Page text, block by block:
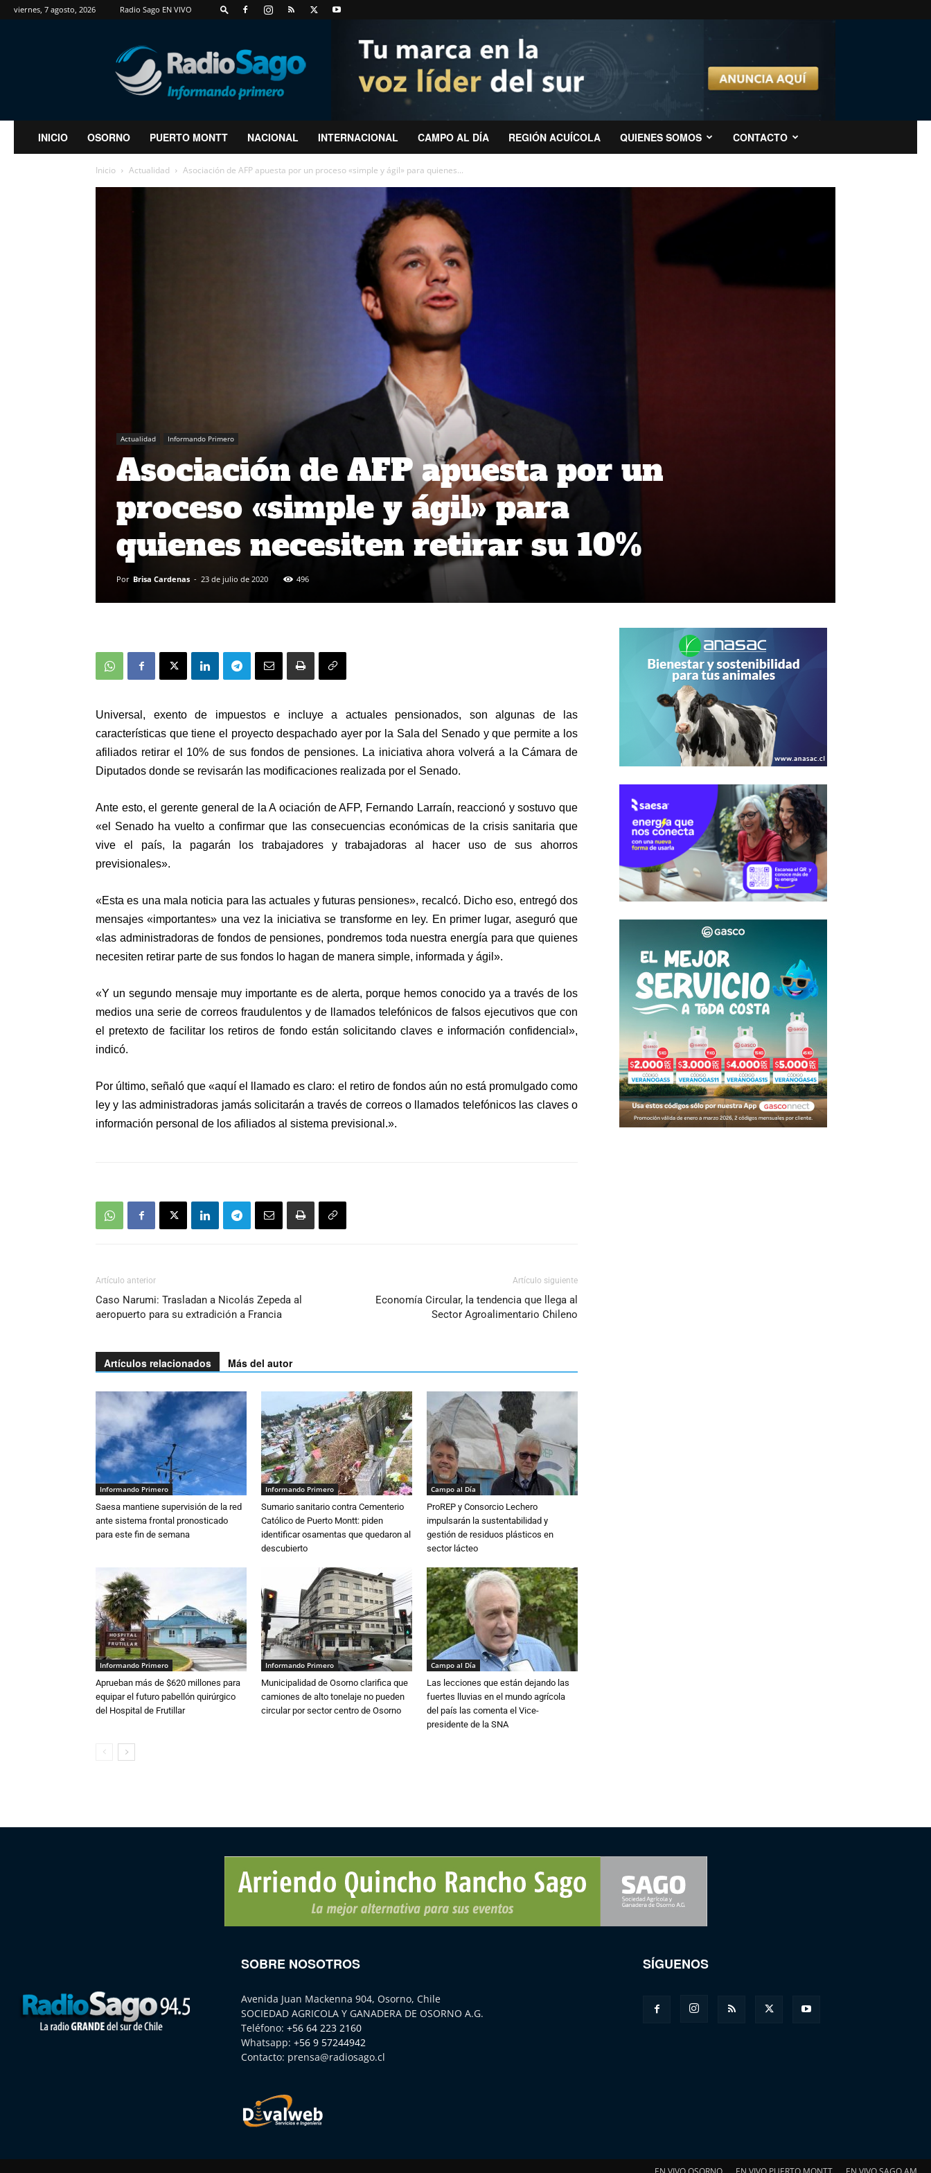
viernes, 7 agosto, 2026 Radio Sago EN VIVO
RadioSago
INICIO OSORNO PUERTO MONTT NACIONAL INTERNACIONAL CAMPO AL DÍA REGIÓN ACUÍCOLA QUIENES SOMOS CONTACTO
Inicio Actualidad Asociación de AFP apuesta por un proceso «simple y ágil» para quienes...
Actualidad Informando Primero
Asociación de AFP apuesta por un
proceso «simple y ágil» para
quienes necesiten retirar su 10%
Por Brisa Cardenas - 23 de julio de 2020 496
Universal, exento de impuestos e incluye a actuales pensionados, son algunas de las
características que tiene el proyecto despachado ayer por la Sala del Senado y que permite a los
afiliados retirar el 10% de sus fondos de pensiones. La iniciativa ahora volverá a la Cámara de
Diputados donde se revisarán las modificaciones realizada por el Senado.
Ante esto, el gerente general de la A ociación de AFP, Fernando Larraín, reaccionó y sostuvo que
«el Senado ha vuelto a confirmar que las consecuencias económicas de la crisis sanitaria que
vive el país, la pagarán los trabajadores y trabajadoras al hacer uso de sus ahorros
previsionales».
«Esta es una mala noticia para las actuales y futuras pensiones», recalcó. Dicho eso, entregó dos
mensajes «importantes» una vez la iniciativa se transforme en ley. En primer lugar, aseguró que
«las administradoras de fondos de pensiones, pondremos toda nuestra energía para que quienes
necesiten retirar parte de sus fondos lo hagan de manera simple, informada y ágil».
«Y un segundo mensaje muy importante es de alerta, porque hemos conocido ya a través de los
medios una serie de correos fraudulentos y de llamados telefónicos de falsos ejecutivos que con
el pretexto de facilitar los retiros de fondo están solicitando claves e información confidencial»,
indicó.
Por último, señaló que «aquí el llamado es claro: el retiro de fondos aún no está promulgado como
ley y las administradoras jamás solicitarán a través de correos o llamados telefónicos las claves o
información personal de los afiliados al sistema previsional.».
Artículo anterior
Caso Narumi: Trasladan a Nicolás Zepeda al
aeropuerto para su extradición a Francia
Artículo siguiente
Economía Circular, la tendencia que llega al
Sector Agroalimentario Chileno
Artículos relacionados Más del autor
Informando Primero
Saesa mantiene supervisión de la red
ante sistema frontal pronosticado
para este fin de semana
Informando Primero
Sumario sanitario contra Cementerio
Católico de Puerto Montt: piden
identificar osamentas que quedaron al
descubierto
Campo al Día
ProREP y Consorcio Lechero
impulsarán la sustentabilidad y
gestión de residuos plásticos en
sector lácteo
Informando Primero
Aprueban más de $620 millones para
equipar el futuro pabellón quirúrgico
del Hospital de Frutillar
Informando Primero
Municipalidad de Osorno clarifica que
camiones de alto tonelaje no pueden
circular por sector centro de Osorno
Campo al Día
Las lecciones que están dejando las
fuertes lluvias en el mundo agrícola
del país las comenta el Vice-
presidente de la SNA
SOBRE NOSOTROS
Avenida Juan Mackenna 904, Osorno, Chile
SOCIEDAD AGRICOLA Y GANADERA DE OSORNO A.G.
Teléfono: +56 64 223 2160
Whatsapp: +56 9 57244942
Contacto: prensa@radiosago.cl
SÍGUENOS